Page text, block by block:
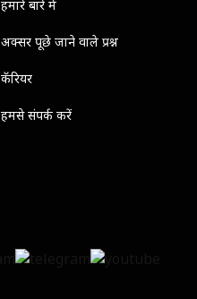
हमारे बारे में
अक्सर पूछे जाने वाले प्रश्न
कॅरियर
हमसे संपर्क करें